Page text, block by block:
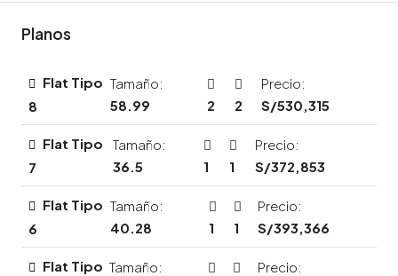
Planos
Flat Tipo
8
Tamaño:
58.99
2 2
Precio:
S/530,315
Flat Tipo
7
Tamaño:
36.5
1 1
Precio:
S/372,853
Flat Tipo
6
Tamaño:
40.28
1 1
Precio:
S/393,366
Flat Tipo Tamaño:
Precio: